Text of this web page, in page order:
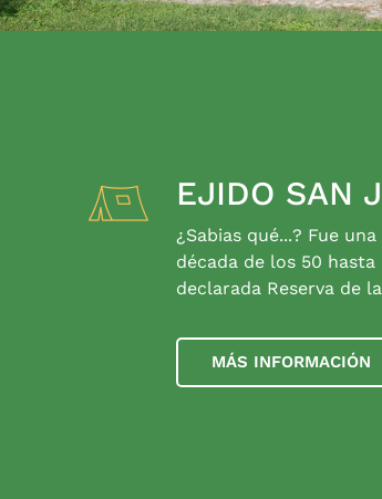
EJIDO SAN
¿Sabias qué...? Fue
década de los 50
declarada Reserva de
MÁS INFORMACIÓN